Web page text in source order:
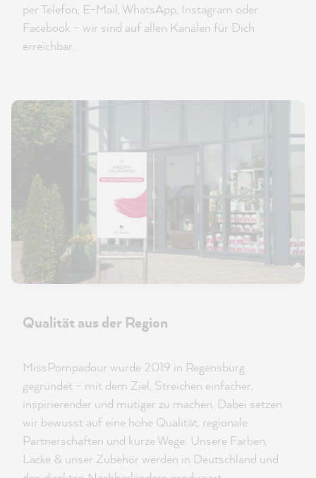
per Telefon, E-Mail, WhatsApp, Instagram oder
Facebook – wir sind auf allen Kanälen für Dich
erreichbar.
Qualität aus der Region
MissPompadour wurde 2019 in Regensburg
gegründet – mit dem Ziel, Streichen einfacher,
inspirierender und mutiger zu machen. Dabei setzen
wir bewusst auf eine hohe Qualität, regionale
Partnerschaften und kurze Wege: Unsere Farben,
Lacke & unser Zubehör werden in Deutschland und